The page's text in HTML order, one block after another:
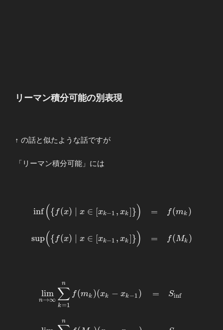
リーマン積分可能の別表現
↑ の話と似たような話ですが
「リーマン積分可能」には
\begin{array}
{rllllll}
\displaystyle
\displaystyle
\Bigr)&=&f(m_k)
\\ \\
\displaystyle
\mid x∈[x_{k-
inf ({ f(x) ∣ x ∈ [xk−1 , xk]})
sup({ f(x) x ∈ [xk−1 , xk]})
=
=
f(mk )
f(Mk )
\begin{array}{llllll}
\displaystyle \displaystyle
\lim_{n\to\infty}
\sum_{k=1}^{n}f(m_k)
n→∞
lim
k=1
∑
n
f(mk )(xk − xk−1 )
n
= Sinf